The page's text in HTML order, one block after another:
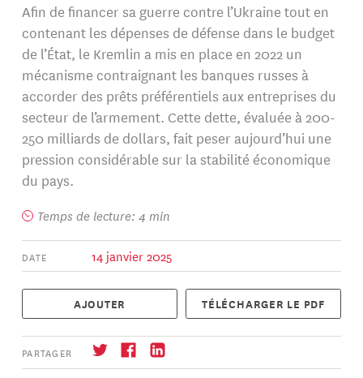
Afin de financer sa guerre contre l’Ukraine tout en
contenant les dépenses de défense dans le budget
de l’État, le Kremlin a mis en place en 2022 un
mécanisme contraignant les banques russes à
accorder des prêts préférentiels aux entreprises du
secteur de l’armement. Cette dette, évaluée à 200-
250 milliards de dollars, fait peser aujourd’hui une
pression considérable sur la stabilité économique
du pays.
Temps de lecture: 4 min
DATE 14 janvier 2025
AJOUTER TÉLÉCHARGER LE PDF
PARTAGER